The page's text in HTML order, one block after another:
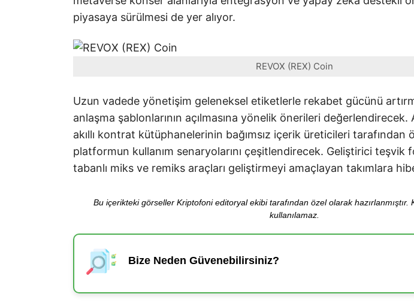
piyasaya sürülmesi de yer alıyor.
REVOX (REX) Coin
Uzun vadede yönetişim geleneksel etiketlerle rekabet gücünü
anlaşma şablonlarının açılmasına yönelik önerileri değerlendirecek.
akıllı kontrat kütüphanelerinin bağımsız içerik üreticileri tarafından
platformun kullanım senaryolarını çeşitlendirecek. Geliştirici teşvik
tabanlı miks ve remiks araçları geliştirmeyi amaçlayan takımlara
Bu içerikteki görseller Kriptofoni editoryal ekibi tarafından özel olarak
kullanılamaz.
Bize Neden Güvenebilirsiniz?